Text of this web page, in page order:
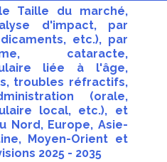
Taille du marché,
d'impact, par
etc.), par
cataracte,
liée à l'âge,
troubles réfractifs,
(orale,
local, etc.), et
Nord, Europe, Asie-
Moyen-Orient et
2025 - 2035